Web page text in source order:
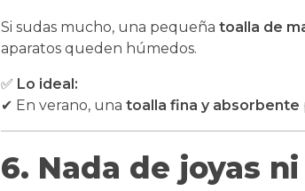
Si sudas mucho, una pequeña toalla de
aparatos queden húmedos.
✅ Lo ideal:
✔ En verano, una toalla fina y absorbente
6. Nada de joyas